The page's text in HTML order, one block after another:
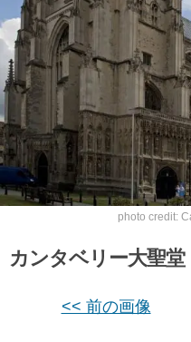
photo credit:
カンタベリー大聖堂
<< 前の画像